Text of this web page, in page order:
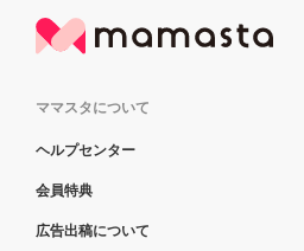
ママスタについて
ヘルプセンター
会員特典
広告出稿について